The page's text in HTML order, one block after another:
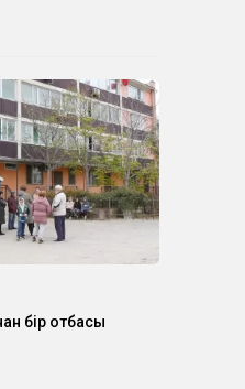
бір отбасы